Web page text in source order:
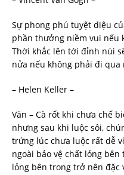
Sự phong phú tuyệt diệu
phần thưởng niềm vui nếu
Thời khắc lên tới đỉnh núi
nửa nếu không phải đi
– Helen Keller –
Văn – Cà rốt khi chưa chế
nhưng sau khi luộc sôi,
trứng lúc chưa luộc rất dễ
ngoài bảo vệ chất lỏng
lỏng bên trong trở nên đặc